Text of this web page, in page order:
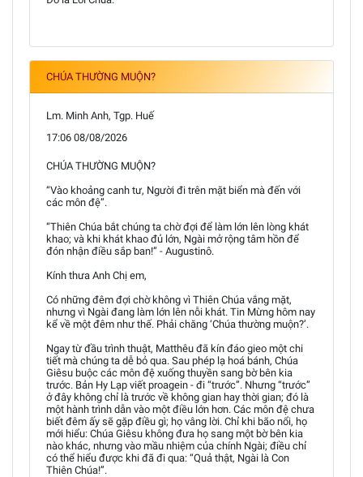
CHÚA THƯỜNG MUỘN?
Lm. Minh Anh, Tgp. Huế
17:06 08/08/2026
CHÚA THƯỜNG MUỘN?
“Vào khoảng canh tư, Người đi trên mặt biển mà đến với
các môn đệ”.
“Thiên Chúa bắt chúng ta chờ đợi để làm lớn lên lòng khát
khao; và khi khát khao đủ lớn, Ngài mở rộng tâm hồn để
đón nhận điều sắp ban!” - Augustinô.
Kính thưa Anh Chị em,
Có những đêm đợi chờ không vì Thiên Chúa vắng mặt,
nhưng vì Ngài đang làm lớn lên nỗi khát. Tin Mừng hôm nay
kể về một đêm như thế. Phải chăng ‘Chúa thường muộn?’.
Ngay từ đầu trình thuật, Matthêu đã kín đáo gieo một chi
tiết mà chúng ta dễ bỏ qua. Sau phép lạ hoá bánh, Chúa
Giêsu buộc các môn đệ xuống thuyền sang bờ bên kia
trước. Bản Hy Lạp viết proagein - đi “trước”. Nhưng “trước”
ở đây không chỉ là trước về không gian hay thời gian; đó là
một hành trình dẫn vào một điều lớn hơn. Các môn đệ chưa
biết đêm ấy sẽ gặp điều gì; họ vâng lời. Chỉ khi bão nổi, họ
mới hiểu: Chúa Giêsu không đưa họ sang một bờ bên kia
nào khác, nhưng vào mầu nhiệm của chính Ngài; điều chỉ
có thể hiểu được khi đã đi qua: “Quả thật, Ngài là Con
Thiên Chúa!”.